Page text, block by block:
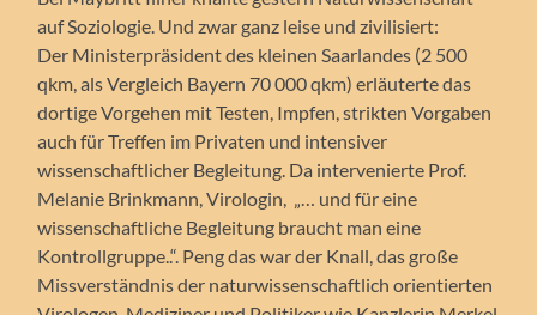
auf Soziologie. Und zwar ganz leise und zivilisiert:
Der Ministerpräsident des kleinen Saarlandes (2 500
qkm, als Vergleich Bayern 70 000 qkm) erläuterte das
dortige Vorgehen mit Testen, Impfen, strikten Vorgaben
auch für Treffen im Privaten und intensiver
wissenschaftlicher Begleitung. Da intervenierte Prof.
Melanie Brinkmann, Virologin, „… und für eine
wissenschaftliche Begleitung braucht man eine
Kontrollgruppe..“. Peng das war der Knall, das große
Missverständnis der naturwissenschaftlich orientierten